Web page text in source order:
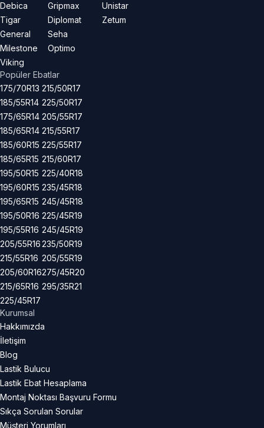
Debica
Tigar
General
Milestone
Viking
Gripmax
Diplomat
Seha
Optimo
Unistar
Zetum
Popüler Ebatlar
175/70R13
185/55R14
175/65R14
185/65R14
185/60R15
185/65R15
195/50R15
195/60R15
195/65R15
195/50R16
195/55R16
205/55R16
215/55R16
205/60R16
215/65R16
225/45R17
215/50R17
225/50R17
205/55R17
215/55R17
225/55R17
215/60R17
225/40R18
235/45R18
245/45R18
225/45R19
245/45R19
235/50R19
205/55R19
275/45R20
295/35R21
Kurumsal
Hakkımızda
İletişim
Blog
Lastik Bulucu
Lastik Ebat Hesaplama
Montaj Noktası Başvuru Formu
Sıkça Sorulan Sorular
Müşteri Yorumları